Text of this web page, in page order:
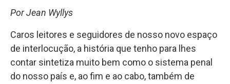
Por Jean Wyllys
Caros leitores e seguidores de nosso novo espaço
de interlocução, a história que tenho para lhes
contar sintetiza muito bem como o sistema penal
do nosso país e, ao fim e ao cabo, também de